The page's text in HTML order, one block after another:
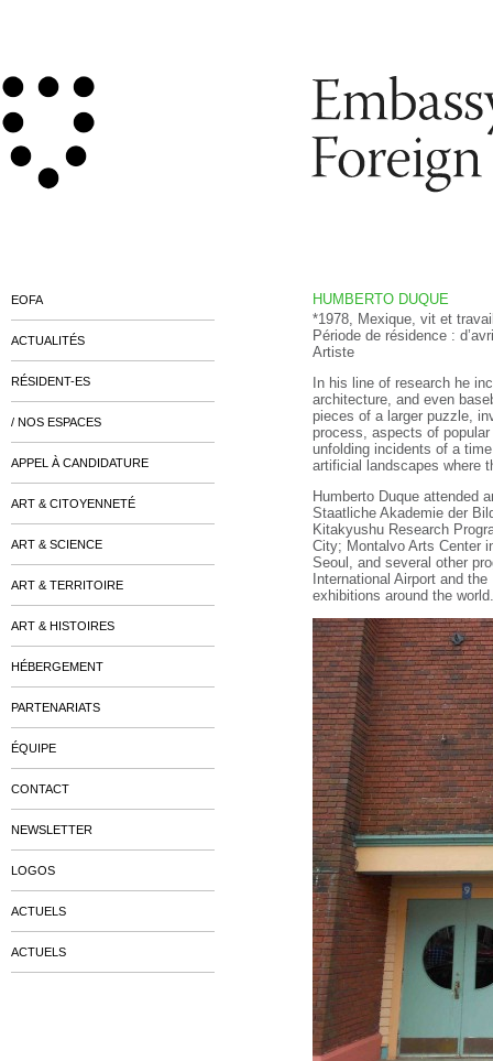
HUMBERTO DUQUE
*1978, Mexique, vit et
Période de résidence :
Artiste
In his line of research he
architecture, and even
pieces of a larger puzzle,
process, aspects of
unfolding incidents of a
artificial landscapes where
Humberto Duque attended
Staatliche Akademie der
Kitakyushu Research
City; Montalvo Arts Center
Seoul, and several other
International Airport and
exhibitions around the
EOFA
ACTUALITÉS
RÉSIDENT-ES
/ NOS ESPACES
APPEL À CANDIDATURE
ART & CITOYENNETÉ
ART & SCIENCE
ART & TERRITOIRE
ART & HISTOIRES
HÉBERGEMENT
PARTENARIATS
ÉQUIPE
CONTACT
NEWSLETTER
LOGOS
ACTUELS
ACTUELS